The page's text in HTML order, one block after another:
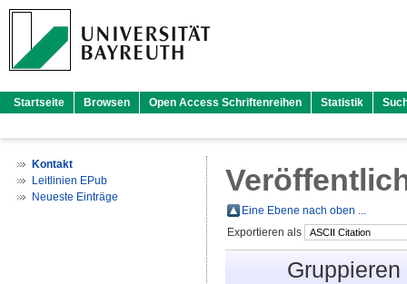
Startseite Browsen Open Access Schriftenreihen Statistik
Kontakt
Leitlinien EPub
Neueste Einträge
Eine Ebene nach oben ...
Exportieren als